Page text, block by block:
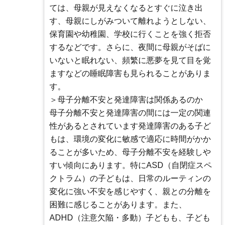
ては、母親が見えなくなるとすぐに泣き出
す、母親にしがみついて離れようとしない、
保育園や幼稚園、学校に行くことを強く拒否
するなどです。さらに、夜間に母親がそばに
いないと眠れない、頻繁に悪夢を見て目を覚
ますなどの睡眠障害も見られることがありま
す。
＞母子分離不安と発達障害は関係あるのか
母子分離不安と発達障害の間には一定の関連
性があるとされています発達障害のある子ど
もは、環境の変化に敏感で適応に時間がかか
ることが多いため、母子分離不安を経験しや
すい傾向にあります。特にASD（自閉症スペ
クトラム）の子どもは、日常のルーティンの
変化に強い不安を感じやすく、親との分離を
困難に感じることがあります。また、
ADHD（注意欠陥・多動）子どもも、子ども